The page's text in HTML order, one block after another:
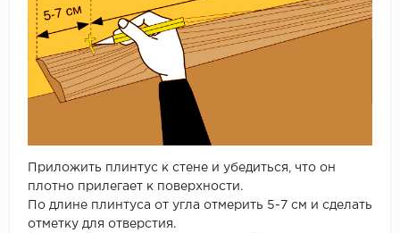
Приложить плинтус к стене и убедиться, что он
плотно прилегает к поверхности.
По длине плинтуса от угла отмерить 5-7 см и сделать
отметку для отверстия.